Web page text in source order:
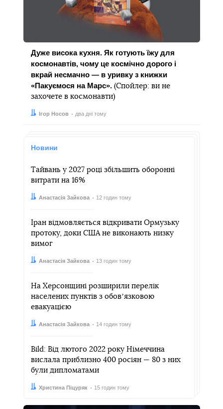
Дуже висока кухня. Як готують їжу для
космонавтів, чому це космічно дорого і
вкрай несмачно — в уривку з книжки
«Пакуємося на Марс». (Спойлер: ви не
захочете в космонавти)
Автор:Ігор Носов
Дата: два дні тому
Новини
Тайвань у 2027 році збільшить оборонні
витрати на 16%
Автор:Анастасія Зайкова
Дата: 12 годин тому
Іран відмовляється відкривати Ормузьку
протоку, доки США не виконають низку
вимог
Автор:Анастасія Зайкова
Дата: 13 годин тому
На Херсонщині розширили перелік
населених пунктів з обовʼязковою
евакуацією
Автор:Анастасія Зайкова
Дата: 14 годин тому
Bild: Від лютого 2022 року Німеччина
вислала приблизно 400 росіян — 80 з них
були дипломатами
Автор:
Христина Піцуряк
Дата: 15 годин тому